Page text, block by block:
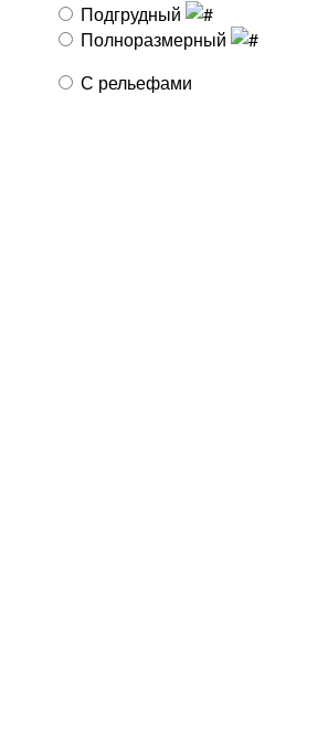
Подгрудный
Полноразмерный
С рельефами